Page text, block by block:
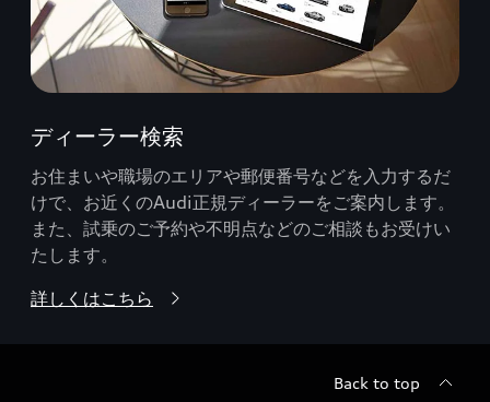
ディーラー検索
お住まいや職場のエリアや郵便番号などを入力するだ
けで、お近くのAudi正規ディーラーをご案内します。
また、試乗のご予約や不明点などのご相談もお受けい
たします。
詳しくはこちら
Back to top